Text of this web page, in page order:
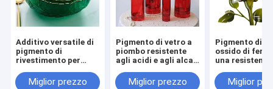
Additivo versatile di
pigmento di
rivestimento per
65997-18-4 / 68187-
Miglior prezzo
Pigmento di vetro a
piombo resistente
agli acidi e agli alcali
Pigmento inorganico
Miglior prezzo
Pigmento di
ossido di ferro
una resistenza
alle alcaline
Miglior